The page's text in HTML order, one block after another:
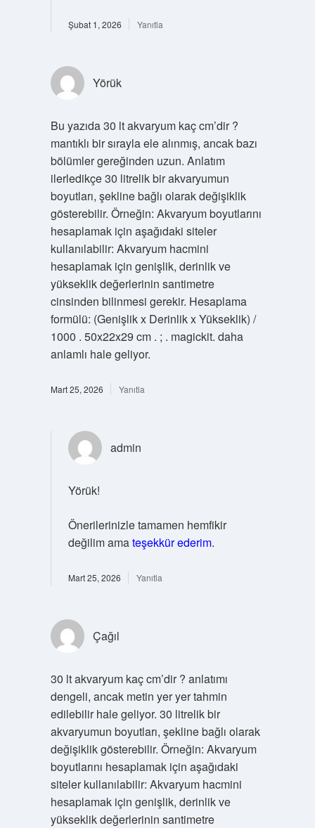
Şubat 1, 2026 Yanıtla
Yörük
Bu yazıda 30 lt akvaryum kaç cm’dir ?
mantıklı bir sırayla ele alınmış, ancak bazı
bölümler gereğinden uzun. Anlatım
ilerledikçe 30 litrelik bir akvaryumun
boyutları, şekline bağlı olarak değişiklik
gösterebilir. Örneğin: Akvaryum boyutlarını
hesaplamak için aşağıdaki siteler
kullanılabilir: Akvaryum hacmini
hesaplamak için genişlik, derinlik ve
yükseklik değerlerinin santimetre
cinsinden bilinmesi gerekir. Hesaplama
formülü: (Genişlik x Derinlik x Yükseklik) /
1000 . 50x22x29 cm . ; . magickit. daha
anlamlı hale geliyor.
Mart 25, 2026 Yanıtla
admin
Yörük!
Önerilerinizle tamamen hemfikir
değilim amateşekkür ederim.
Mart 25, 2026 Yanıtla
Çağıl
30 lt akvaryum kaç cm’dir ? anlatımı
dengeli, ancak metin yer yer tahmin
edilebilir hale geliyor. 30 litrelik bir
akvaryumun boyutları, şekline bağlı olarak
değişiklik gösterebilir. Örneğin: Akvaryum
boyutlarını hesaplamak için aşağıdaki
siteler kullanılabilir: Akvaryum hacmini
hesaplamak için genişlik, derinlik ve
yükseklik değerlerinin santimetre